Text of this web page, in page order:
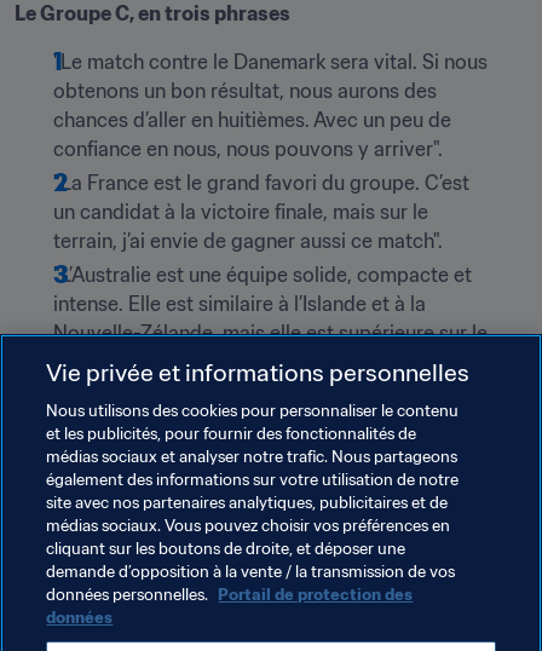
Le Groupe C, en trois phrases
"Le match contre le Danemark sera vital. Si nous
obtenons un bon résultat, nous aurons des
chances d’aller en huitièmes. Avec un peu de
confiance en nous, nous pouvons y arriver".
"La France est le grand favori du groupe. C’est
un candidat à la victoire finale, mais sur le
terrain, j’ai envie de gagner aussi ce match".
"L’Australie est une équipe solide, compacte et
intense. Elle est similaire à l’Islande et à la
Nouvelle-Zélande, mais elle est supérieure sur le
plan technique, à mon avis”.
- comme le nombre de matches sans défaite cumulés
par le Pérou (8 victoires et 4 matches nuls). Le dernier
revers remonte à novembre 2016, lors de la réception du
Brésil à Lima (0:2) dans le cadre des qualifications.
Après les succès sur la Croatie (2:0) et l’Islande (3:1) en
mars dernier, l’équipe de Ricardo Gareca a fait tourner
pas mal de têtes. "Les victoires font du bien au moral.
Vie privée et informations personnelles
Nous utilisons des cookies pour personnaliser le contenu
et les publicités, pour fournir des fonctionnalités de
médias sociaux et analyser notre trafic. Nous partageons
également des informations sur votre utilisation de notre
site avec nos partenaires analytiques, publicitaires et de
médias sociaux. Vous pouvez choisir vos préférences en
cliquant sur les boutons de droite, et déposer une
demande d’opposition à la vente / la transmission de vos
données personnelles. Portail de protection des
données